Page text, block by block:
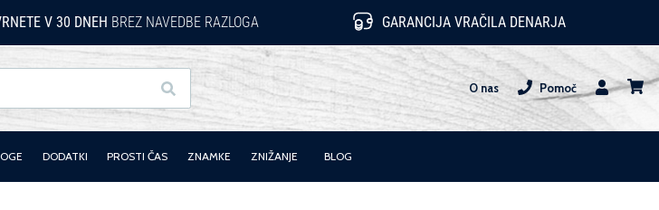
V 30 DNEH BREZ NAVEDBE RAZLOGA GARANCIJA VRAČILA DENARJA
Iskanje O nas
Pomoč
Uporabnik
DODATKI PROSTI ČAS ZNAMKE ZNIŽANJE BLOG